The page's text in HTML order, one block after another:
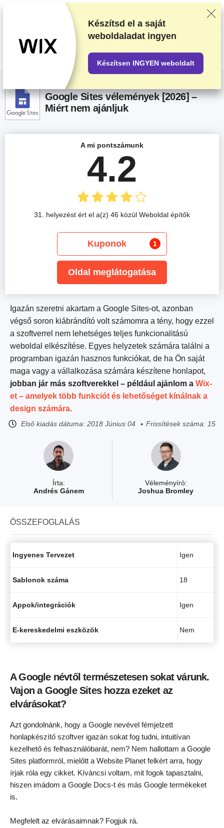
Alapos tesztelés és kutatómunka alapján soroljuk be a beszállítókat, de a
visszajelzéseidet és a szolgáltatókkal való üzleti megállapodásainkat is
figyelembe vesszük. Ez az oldal partnerlinkeket tartalmaz.
US$
Google Sites vélemények [2026] –
Miért nem ajánljuk
Véleményíró:
Joshua Bromley
Írta:
Andrés Gánem
Igazán szeretni akartam a Google Sites-ot, azonban
végső soron kiábrándító volt számomra a tény, hogy ezzel
a szoftverrel nem lehetséges teljes funkcionalitású
weboldal elkészítése. Egyes helyzetek számára találni a
programban igazán hasznos funkciókat, de ha Ön saját
maga vagy a vállalkozása számára készítene honlapot,
jobban jár más szoftverekkel – például ajánlom a Wix-
et – amelyek több funkciót és lehetőséget kínálnak a
design számára.
Első kiadás dátuma: 2018 Június 04 Frissítések száma: 15
A mi pontszámunk
4.2
31. helyezést ért el a(z) 46 közül Weboldal építők
Kuponok 1
Oldal meglátogatása
ÖSSZEFOGLALÁS
Ingyenes Tervezet Igen
Sablonok száma 18
Appok/integrációk Igen
E-kereskedelmi eszközök Nem
A Google névtől természetesen sokat várunk.
Vajon a Google Sites hozza ezeket az
elvárásokat?
Azt gondolnánk, hogy a Google nevével fémjelzett
honlapkészítő szoftver igazán sokat fog tudni, intuitívan
kezelhető és felhasználóbarát, nem? Nem hallottam a Google
Sites platformról, mielőtt a Website Planet felkért arra, hogy
írjak róla egy cikket. Kíváncsi voltam, mit fogok tapasztalni,
hiszen imádom a Google Docs-t és más Google termékeket
is.
Megfelelt az elvárásaimnak? Fogjuk rá.
Készítsd el a saját
weboldaladat ingyen
Készítsen INGYEN weboldalt